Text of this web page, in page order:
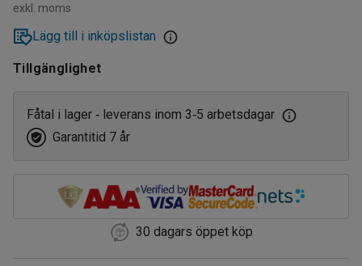
exkl. moms
Lägg till i inköpslistan
Tillgänglighet
Fåtal i lager ‑ leverans inom 3‑5 arbetsdagar
Garantitid 7 år
30 dagars öppet köp